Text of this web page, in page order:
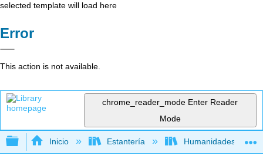
selected template will load here
Error
This action is not available.
chrome_reader_mode Enter Reader
Mode
Expandir/contraer jerarquía global
Inicio Estantería Humanidades